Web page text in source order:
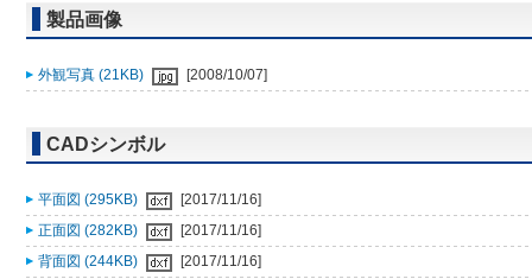
製品画像
外観写真 (21KB) [2008/10/07]
CADシンボル
平面図 (295KB)
[2017/11/16]
正面図 (282KB)
[2017/11/16]
背面図 (244KB)
[2017/11/16]